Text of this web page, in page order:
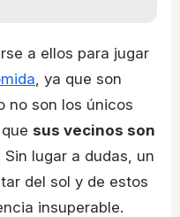
a ellos para jugar
, ya que son
no son los únicos
sus vecinos son
Sin lugar a dudas, un
del sol y de estos
insuperable.